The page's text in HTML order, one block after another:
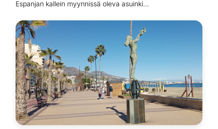
Espanjan kallein myynnissä oleva asuinki...